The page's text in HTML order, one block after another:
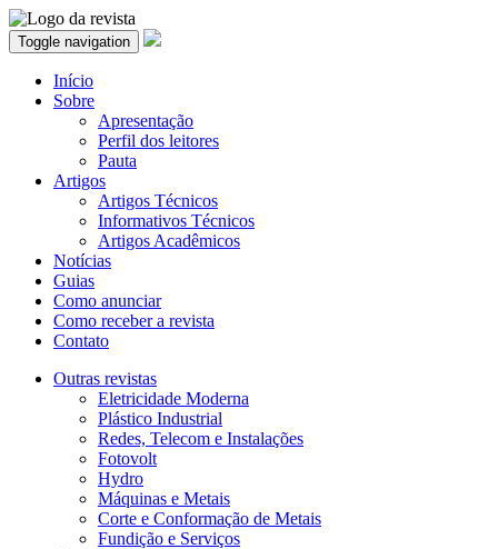
Toggle navigation
Início
Sobre
Apresentação
Perfil dos leitores
Pauta
Artigos
Artigos Técnicos
Informativos Técnicos
Artigos Acadêmicos
Notícias
Guias
Como anunciar
Como receber a revista
Contato
Outras revistas
Eletricidade Moderna
Plástico Industrial
Redes, Telecom e Instalações
Fotovolt
Hydro
Máquinas e Metais
Corte e Conformação de Metais
Fundição e Serviços